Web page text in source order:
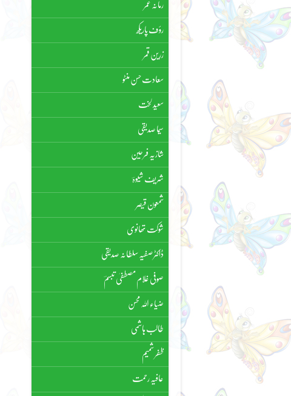
رمانہ عمر
رؤف پاریکھ
زرین قمر
سعادت حسن منٹو
سعید لخت
سیما صدیقی
شازیہ فرحین
شریف شیوہؔ
شمعون قیصر
شوکت تھانوی
ڈاکٹر صفیہ سلطانہ صدیقی
صوفی غلام مصطفیٰ تبسمؔ
ضیاء اللہ محسن
طالب ہاشمی
ظفر شمیم
عافیہ رحمت